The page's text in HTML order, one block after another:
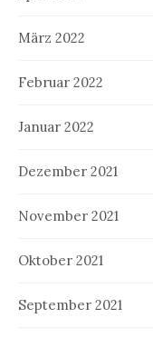
März 2022
Februar 2022
Januar 2022
Dezember 2021
November 2021
Oktober 2021
September 2021